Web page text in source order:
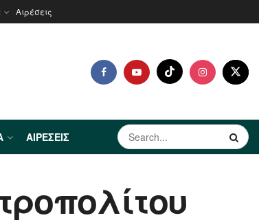
Αιρέσεις
ΑΙΡΈΣΕΙΣ